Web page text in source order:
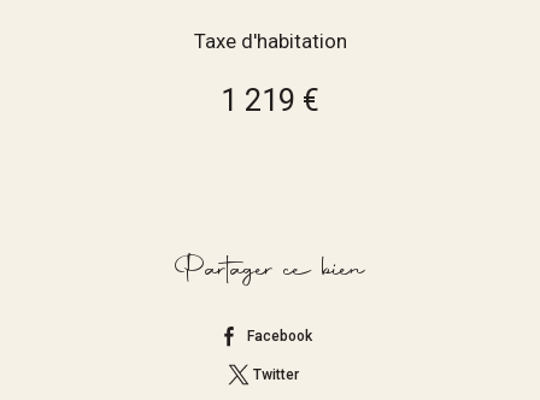
Taxe d'habitation
1 219 €
Partager ce bien
Facebook
Twitter